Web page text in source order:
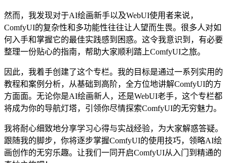
然而，我发现对于AI绘画新手以及WebUI使用者来说，
ComfyUI的复杂性和多功能性往往让人望而生畏。很多人对如
何入手和掌握它的最佳实践感到困惑。这令我意识到，有必要
整理一份贴心的指南，帮助大家顺利踏上ComfyUI之旅。
因此，我着手创建了这个专栏。我的目标是通过一系列实用的
教程和案例分析，从基础到高阶，全方位地讲解ComfyUI的方
方面面。无论你是AI绘画新人，还是WebUI老手，这个专栏都
将成为你的导航灯塔，引领你尽情探索ComfyUI的无穷魅力。
我将耐心细致地分享学习心得与实战经验，为大家解惑答疑。
跟随我的脚步，你将逐步掌握ComfyUI的使用技巧，领略AI绘
画创作的无穷乐趣。让我们一同开启ComfyUI从入门到精通的